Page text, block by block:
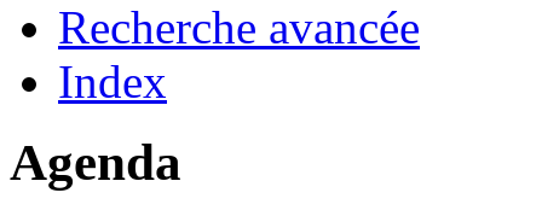
Recherche avancée
Index
Agenda